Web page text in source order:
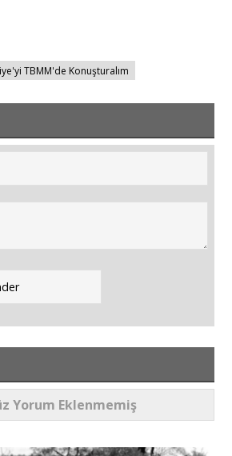
TBMM'de Konuşturalım
Yorum Eklenmemiş